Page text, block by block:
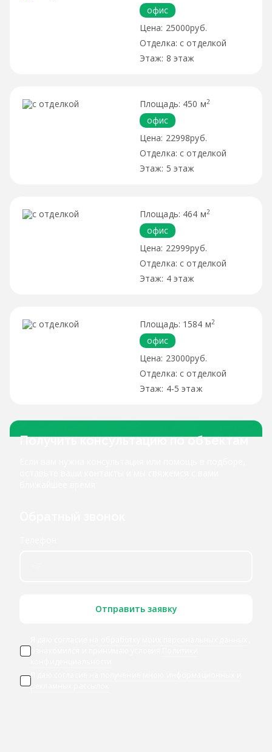
офис
25000руб.
с отделкой
8 этаж
450 м2
офис
22998руб.
с отделкой
5 этаж
464 м2
офис
22999руб.
с отделкой
4 этаж
1584 м2
офис
23000руб.
с отделкой
4-5 этаж
Получить консультацию по объектам
Отправить заявку
ознакомился и принимаю условия
Я даю
рекламных рассылок